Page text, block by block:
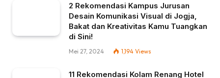
2 Rekomendasi Kampus Jurusan
Desain Komunikasi Visual di Jogja,
Bakat dan Kreativitas Kamu Tuangkan
di Sini!
Mei 27, 2024 1,194 Views
11 Rekomendasi Kolam Renang Hotel